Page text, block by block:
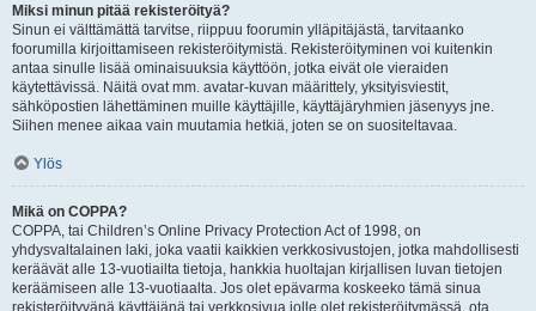
Miksi minun pitää rekisteröityä?
Sinun ei välttämättä tarvitse, riippuu foorumin ylläpitäjästä, tarvitaanko
foorumilla kirjoittamiseen rekisteröitymistä. Rekisteröityminen voi kuitenkin
antaa sinulle lisää ominaisuuksia käyttöön, jotka eivät ole vieraiden
käytettävissä. Näitä ovat mm. avatar-kuvan määrittely, yksityisviestit,
sähköpostien lähettäminen muille käyttäjille, käyttäjäryhmien jäsenyys jne.
Siihen menee aikaa vain muutamia hetkiä, joten se on suositeltavaa.
Ylös
Mikä on COPPA?
COPPA, tai Children’s Online Privacy Protection Act of 1998, on
yhdysvaltalainen laki, joka vaatii kaikkien verkkosivustojen, jotka mahdollisesti
keräävät alle 13-vuotiailta tietoja, hankkia huoltajan kirjallisen luvan tietojen
keräämiseen alle 13-vuotiaalta. Jos olet epävarma koskeeko tämä sinua
rekisteröityvänä käyttäjänä tai verkkosivua jolle olet rekisteröitymässä, ota